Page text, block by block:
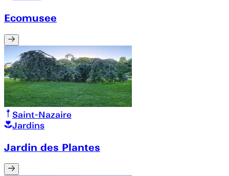
Ecomusee
Saint-Nazaire
Jardins
Jardin des Plantes